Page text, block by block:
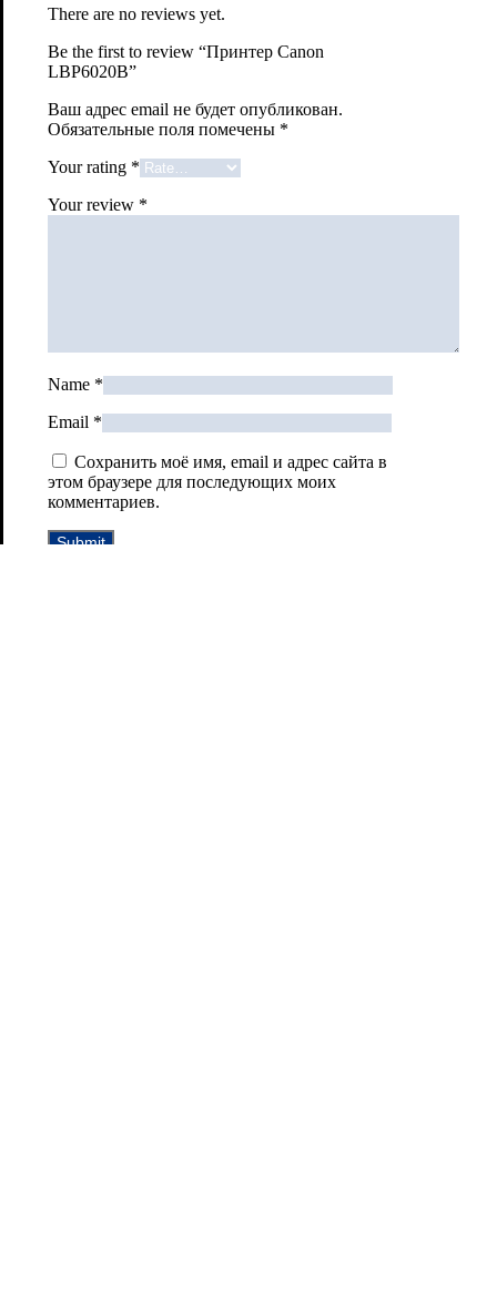
There are no reviews yet.
Be the first to review “Принтер Canon
LBP6020B”
Ваш адрес email не будет опубликован.
Обязательные поля помечены *
Your rating *
Your review *
Name *
Email *
Сохранить моё имя, email и адрес сайта в
этом браузере для последующих моих
комментариев.